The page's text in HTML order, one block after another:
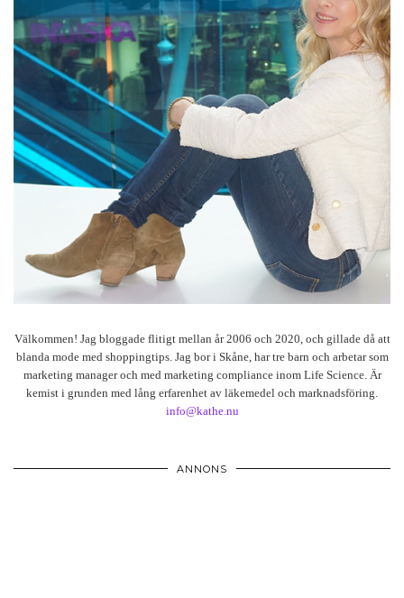
Välkommen! Jag bloggade flitigt mellan år 2006 och 2020, och gillade då att
blanda mode med shoppingtips. Jag bor i Skåne, har tre barn och arbetar som
marketing manager och med marketing compliance inom Life Science. Är
kemist i grunden med lång erfarenhet av läkemedel och marknadsföring.
info@kathe.nu
ANNONS